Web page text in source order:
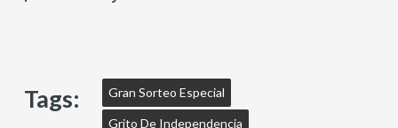
Tags: Gran Sorteo Especial
Grito De Independencia